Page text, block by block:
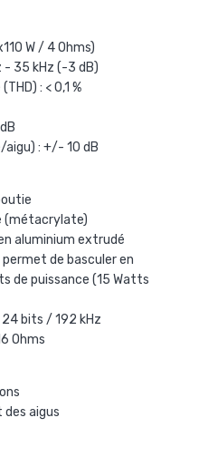
W / 4 Ohms)
- 35 kHz (-3 dB)
: < 0,1 %
: +/- 10 dB
(métacrylate)
aluminium extrudé
de basculer en
de puissance (15 Watts
bits / 192 kHz
Ohms
des aigus